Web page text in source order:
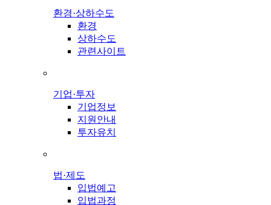
환경·상하수도
환경
상하수도
관련사이트
기업·투자
기업정보
지원안내
투자유치
법·제도
입법예고
입법과정